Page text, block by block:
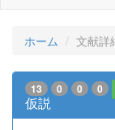
ホーム 文献詳
13 0 0 0
仮説